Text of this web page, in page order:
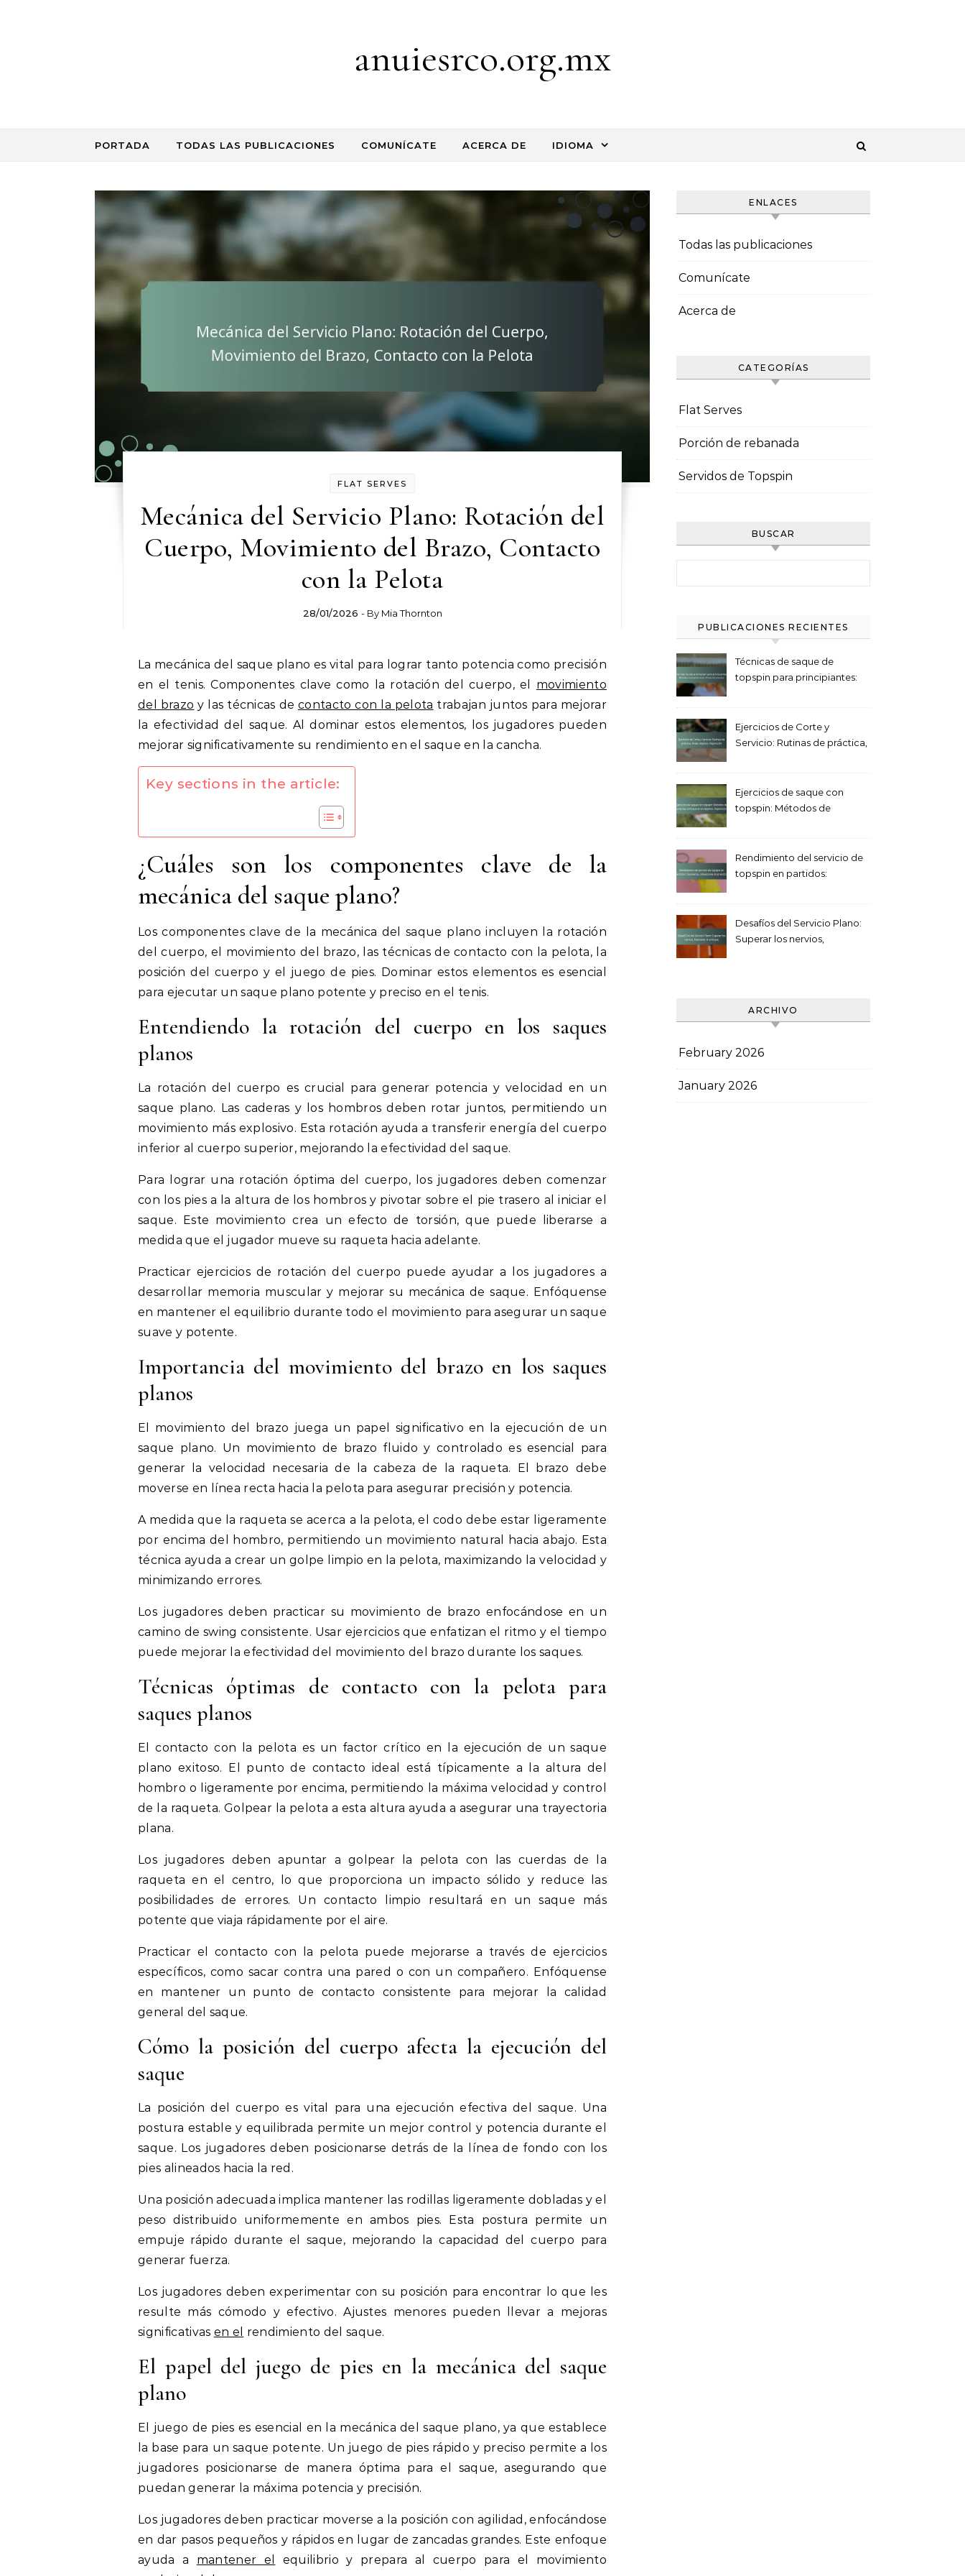
anuiesrco.org.mx
PORTADA TODAS LAS PUBLICACIONES COMUNÍCATE ACERCA DE IDIOMA
FLAT SERVES
Mecánica del Servicio Plano: Rotación del
Cuerpo, Movimiento del Brazo, Contacto
con la Pelota
28/01/2026 - By Mia Thornton
La mecánica del saque plano es vital para lograr tanto potencia como precisión
en el tenis. Componentes clave como la rotación del cuerpo, el movimiento
del brazo y las técnicas decontacto con la pelota trabajan juntos para mejorar
la efectividad del saque. Al dominar estos elementos, los jugadores pueden
mejorar significativamente su rendimiento en el saque en la cancha.
Key sections in the article:
¿Cuáles son los componentes clave de la
mecánica del saque plano?
Los componentes clave de la mecánica del saque plano incluyen la rotación
del cuerpo, el movimiento del brazo, las técnicas de contacto con la pelota, la
posición del cuerpo y el juego de pies. Dominar estos elementos es esencial
para ejecutar un saque plano potente y preciso en el tenis.
Entendiendo la rotación del cuerpo en los saques
planos
La rotación del cuerpo es crucial para generar potencia y velocidad en un
saque plano. Las caderas y los hombros deben rotar juntos, permitiendo un
movimiento más explosivo. Esta rotación ayuda a transferir energía del cuerpo
inferior al cuerpo superior, mejorando la efectividad del saque.
Para lograr una rotación óptima del cuerpo, los jugadores deben comenzar
con los pies a la altura de los hombros y pivotar sobre el pie trasero al iniciar el
saque. Este movimiento crea un efecto de torsión, que puede liberarse a
medida que el jugador mueve su raqueta hacia adelante.
Practicar ejercicios de rotación del cuerpo puede ayudar a los jugadores a
desarrollar memoria muscular y mejorar su mecánica de saque. Enfóquense
en mantener el equilibrio durante todo el movimiento para asegurar un saque
suave y potente.
Importancia del movimiento del brazo en los saques
planos
El movimiento del brazo juega un papel significativo en la ejecución de un
saque plano. Un movimiento de brazo fluido y controlado es esencial para
generar la velocidad necesaria de la cabeza de la raqueta. El brazo debe
moverse en línea recta hacia la pelota para asegurar precisión y potencia.
A medida que la raqueta se acerca a la pelota, el codo debe estar ligeramente
por encima del hombro, permitiendo un movimiento natural hacia abajo. Esta
técnica ayuda a crear un golpe limpio en la pelota, maximizando la velocidad y
minimizando errores.
Los jugadores deben practicar su movimiento de brazo enfocándose en un
camino de swing consistente. Usar ejercicios que enfatizan el ritmo y el tiempo
puede mejorar la efectividad del movimiento del brazo durante los saques.
Técnicas óptimas de contacto con la pelota para
saques planos
El contacto con la pelota es un factor crítico en la ejecución de un saque
plano exitoso. El punto de contacto ideal está típicamente a la altura del
hombro o ligeramente por encima, permitiendo la máxima velocidad y control
de la raqueta. Golpear la pelota a esta altura ayuda a asegurar una trayectoria
plana.
Los jugadores deben apuntar a golpear la pelota con las cuerdas de la
raqueta en el centro, lo que proporciona un impacto sólido y reduce las
posibilidades de errores. Un contacto limpio resultará en un saque más
potente que viaja rápidamente por el aire.
Practicar el contacto con la pelota puede mejorarse a través de ejercicios
específicos, como sacar contra una pared o con un compañero. Enfóquense
en mantener un punto de contacto consistente para mejorar la calidad
general del saque.
Cómo la posición del cuerpo afecta la ejecución del
saque
La posición del cuerpo es vital para una ejecución efectiva del saque. Una
postura estable y equilibrada permite un mejor control y potencia durante el
saque. Los jugadores deben posicionarse detrás de la línea de fondo con los
pies alineados hacia la red.
Una posición adecuada implica mantener las rodillas ligeramente dobladas y el
peso distribuido uniformemente en ambos pies. Esta postura permite un
empuje rápido durante el saque, mejorando la capacidad del cuerpo para
generar fuerza.
Los jugadores deben experimentar con su posición para encontrar lo que les
resulte más cómodo y efectivo. Ajustes menores pueden llevar a mejoras
significativas en el rendimiento del saque.
El papel del juego de pies en la mecánica del saque
plano
El juego de pies es esencial en la mecánica del saque plano, ya que establece
la base para un saque potente. Un juego de pies rápido y preciso permite a los
jugadores posicionarse de manera óptima para el saque, asegurando que
puedan generar la máxima potencia y precisión.
Los jugadores deben practicar moverse a la posición con agilidad, enfocándose
en dar pasos pequeños y rápidos en lugar de zancadas grandes. Este enfoque
ayuda a mantener el
equilibrio y prepara al cuerpo para el movimiento
ENLACES
Todas las publicaciones
Comunícate
Acerca de
CATEGORÍAS
Flat Serves
Porción de rebanada
Servidos de Topspin
BUSCAR
PUBLICACIONES RECIENTES
Técnicas de saque de
topspin para principiantes:
Ejercicios de Corte y
Servicio: Rutinas de práctica,
Ejercicios de saque con
topspin: Métodos de
Rendimiento del servicio de
topspin en partidos:
Desafíos del Servicio Plano:
Superar los nervios,
ARCHIVO
February 2026
January 2026